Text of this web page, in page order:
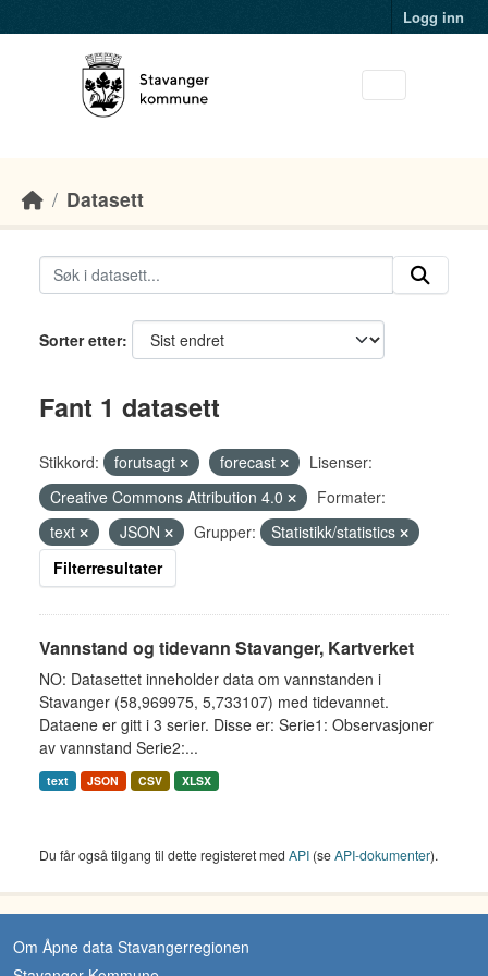
Logg inn
Datasett
Sorter etter
Fant 1 datasett
Stikkord: forutsagt forecast
Lisenser:
Creative Commons Attribution 4.0
Formater:
text
JSON Grupper:
Statistikk/statistics
Filterresultater
Vannstand og tidevann Stavanger, Kartverket
NO: Datasettet inneholder data om vannstanden i
Stavanger (58,969975, 5,733107) med tidevannet.
Dataene er gitt i 3 serier. Disse er: Serie1: Observasjoner
av vannstand Serie2:...
text JSON CSV XLSX
Du får også tilgang til dette registeret med API (seAPI-dokumenter).
Om Åpne data Stavangerregionen